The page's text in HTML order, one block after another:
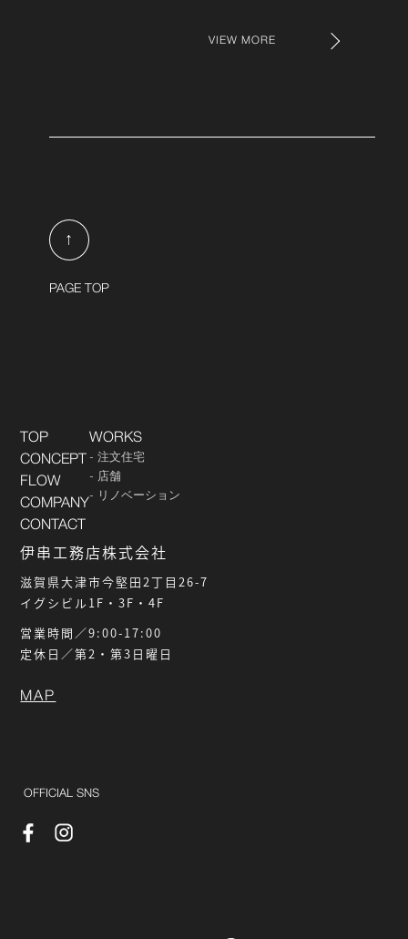
VIEW MORE
↑
PAGE TOP
TOP
CONCEPT
FLOW
COMPANY
CONTACT
WORKS
注文住宅
店舗
リノベーション
MAP
伊串工務店株式会社
滋賀県大津市今堅田2丁目26-7
イグシビル1F・3F・4F
営業時間／9:00-17:00
定休日／第2・第3日曜日
OFFICIAL SNS